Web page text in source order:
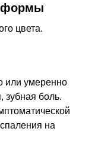
формы
цвета.
или умеренно
зубная боль.
на